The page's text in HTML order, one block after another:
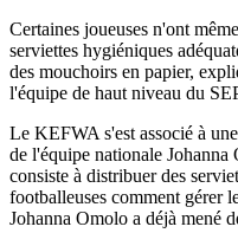
Certaines joueuses n'ont
serviettes hygiéniques
des mouchoirs en papier,
l'équipe de haut niveau du
Le KEFWA s'est associé à
de l'équipe nationale
consiste à distribuer des
footballeuses comment gérer
Johanna Omolo a déjà mené